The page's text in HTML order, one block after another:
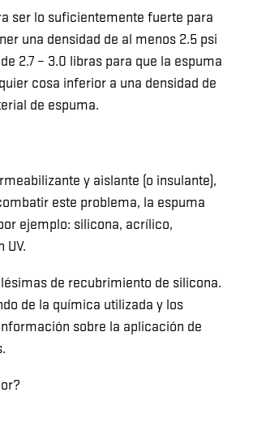
ser lo suficientemente fuerte para
una densidad de al menos 2.5 psi
2.7 – 3.0 libras para que la espuma
cosa inferior a una densidad de
de espuma.
y aislante (o insulante),
este problema, la espuma
ejemplo: silicona, acrílico,
de recubrimiento de silicona.
de la química utilizada y los
sobre la aplicación de